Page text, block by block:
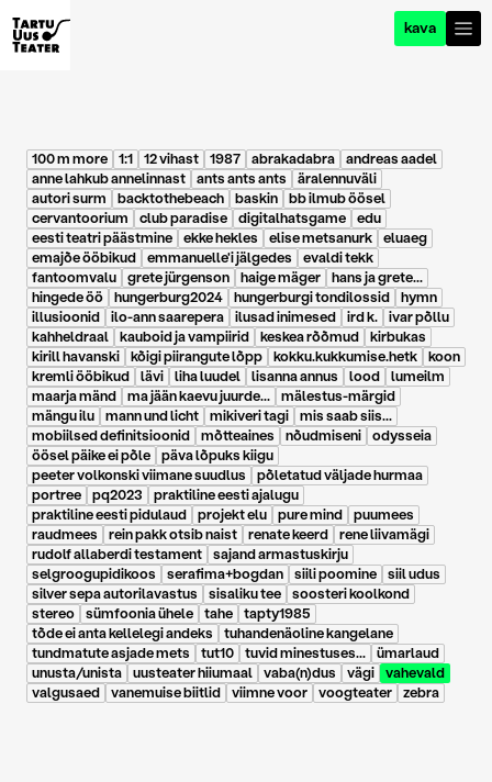
kava
100 m more 1:1 12 vihast 1987 abrakadabra
andreas aadel
anne lahkub annelinnast
ants ants ants
äralennuväli
autori surm
backtothebeach baskin
bb ilmub öösel
cervantoorium
club paradise digitalhatsgame
edu
eesti teatri päästmine
ekke hekles elise metsanurk
eluaeg
emajõe ööbikud
emmanuelle'i jälgedes
evaldi tekk
fantoomvalu
grete jürgenson haige mäger
hans ja grete...
hingede öö
hungerburg2024 hungerburgi tondilossid
hymn
illusioonid
ilo-ann saarepera ilusad inimesed ird k.
ivar põllu
kahheldraal
kauboid ja vampiirid keskea rõõmud
kirbukas
kirill havanski
kõigi piirangute lõpp kokku.kukkumise.hetk
koon
kremli ööbikud
lävi liha luudel lisanna annus lood
lumeilm
maarja mänd
ma jään kaevu juurde...
mälestus-märgid
mängu ilu
mann und licht mikiveri tagi
mis saab siis...
mobiilsed definitsioonid
mõtteaines nõudmiseni
odysseia
öösel päike ei põle
päva lõpuks kiigu
peeter volkonski viimane suudlus
põletatud väljade hurmaa
portree
pq2023
praktiline eesti ajalugu
praktiline eesti pidulaud
projekt elu pure mind
puumees
raudmees
rein pakk otsib naist renate keerd
rene liivamägi
rudolf allaberdi testament
sajand armastuskirju
selgroogupidikoos
serafima+bogdan siili poomine
siil udus
silver sepa autorilavastus
sisaliku tee
soosteri koolkond
stereo
sümfoonia ühele tahe
tapty1985
tõde ei anta kellelegi andeks
tuhandenäoline kangelane
tundmatute asjade mets
tut10 tuvid minestuses...
ümarlaud
unusta/unista
uusteater hiiumaal vaba(n)dus vägi
vahevald
valgusaed
vanemuise biitlid viimne voor voogteater zebra